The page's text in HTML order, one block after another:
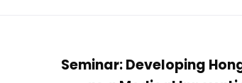
Seminar: Developing